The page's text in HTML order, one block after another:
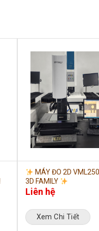
MÁY ĐO 2D
3D FAMILY
Liên hệ
Xem Chi Tiết